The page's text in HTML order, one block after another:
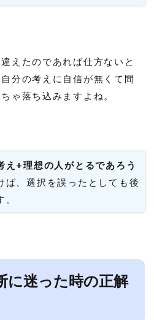
えたのであれば仕方ないと
分の考えに自信が無くて間
ゃ落ち込みますよね。
え+理想の人がとるであろう
ば、選択を誤ったとしても後
に迷った時の正解